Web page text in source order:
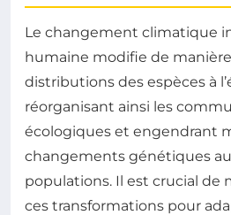
Le changement climatique
humaine modifie de
distributions des espèces à
réorganisant ainsi les
écologiques et engendrant
changements génétiques
populations. Il est crucial de
ces transformations pour